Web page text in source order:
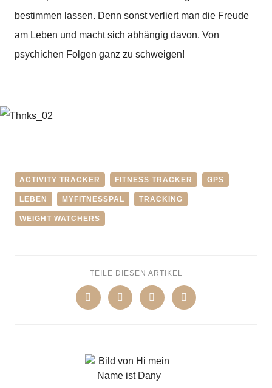
bestimmen lassen. Denn sonst verliert man die Freude
am Leben und macht sich abhängig davon. Von
psychichen Folgen ganz zu schweigen!
ACTIVITY TRACKER FITNESS TRACKER GPS
LEBEN MYFITNESSPAL TRACKING
WEIGHT WATCHERS
TEILE DIESEN ARTIKEL